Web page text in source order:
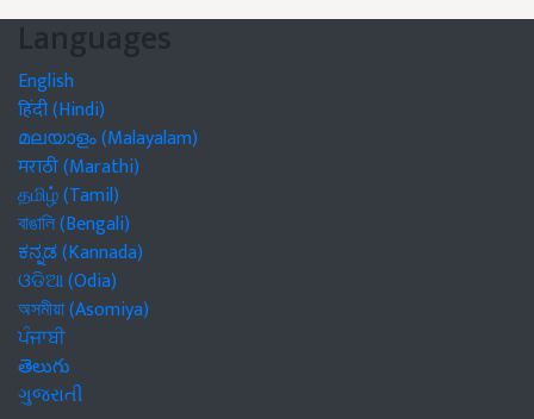
Languages
English
हिंदी (Hindi)
മലയാളം (Malayalam)
मराठी (Marathi)
தமிழ் (Tamil)
বাঙালি (Bengali)
ಕನ್ನಡ (Kannada)
ଓଡିଆ (Odia)
অসমীয়া (Asomiya)
ਪੰਜਾਬੀ
తెలుగు
ગુજરાતી